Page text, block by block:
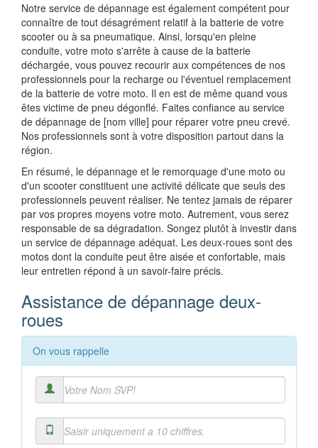
Notre service de dépannage est également compétent pour
connaître de tout désagrément relatif à la batterie de votre
scooter ou à sa pneumatique. Ainsi, lorsqu'en pleine
conduite, votre moto s'arrête à cause de la batterie
déchargée, vous pouvez recourir aux compétences de nos
professionnels pour la recharge ou l'éventuel remplacement
de la batterie de votre moto. Il en est de même quand vous
êtes victime de pneu dégonflé. Faites confiance au service
de dépannage de [nom ville] pour réparer votre pneu crevé.
Nos professionnels sont à votre disposition partout dans la
région.
En résumé, le dépannage et le remorquage d'une moto ou
d'un scooter constituent une activité délicate que seuls des
professionnels peuvent réaliser. Ne tentez jamais de réparer
par vos propres moyens votre moto. Autrement, vous serez
responsable de sa dégradation. Songez plutôt à investir dans
un service de dépannage adéquat. Les deux-roues sont des
motos dont la conduite peut être aisée et confortable, mais
leur entretien répond à un savoir-faire précis.
Assistance de dépannage deux-
roues
On vous rappelle